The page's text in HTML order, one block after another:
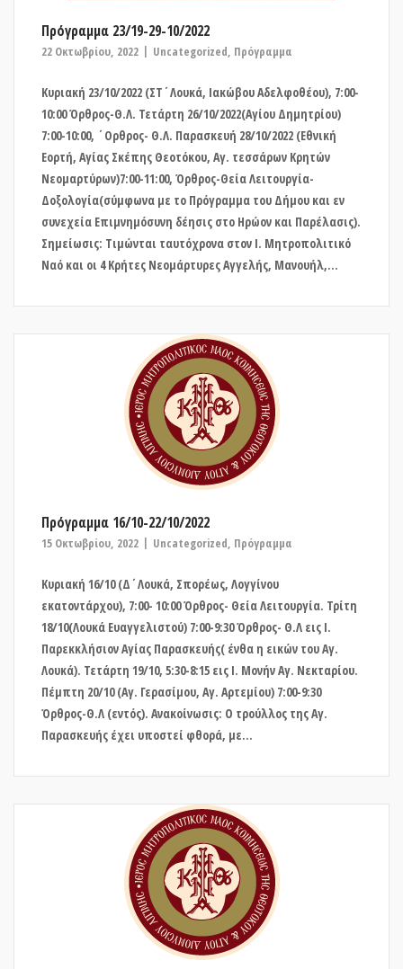
Πρόγραμμα 23/19-29-10/2022
22 Οκτωβρίου, 2022 Uncategorized, Πρόγραμμα
Κυριακή 23/10/2022 (ΣΤ΄Λουκά, Ιακώβου Αδελφοθέου), 7:00-
10:00 Όρθρος-Θ.Λ. Τετάρτη 26/10/2022(Αγίου Δημητρίου)
7:00-10:00, ΄Ορθρος- Θ.Λ. Παρασκευή 28/10/2022 (Εθνική
Εορτή, Αγίας Σκέπης Θεοτόκου, Αγ. τεσσάρων Κρητών
Νεομαρτύρων)7:00-11:00, Όρθρος-Θεία Λειτουργία-
Δοξολογία(σύμφωνα με το Πρόγραμμα του Δήμου και εν
συνεχεία Επιμνημόσυνη δέησις στο Ηρώον και Παρέλασις).
Σημείωσις: Τιμώνται ταυτόχρονα στον Ι. Μητροπολιτικό
Ναό και οι 4 Κρήτες Νεομάρτυρες Αγγελής, Μανουήλ,...
Πρόγραμμα 16/10-22/10/2022
15 Οκτωβρίου, 2022 Uncategorized, Πρόγραμμα
Κυριακή 16/10 (Δ΄Λουκά, Σπορέως, Λογγίνου
εκατοντάρχου), 7:00- 10:00 Όρθρος- Θεία Λειτουργία. Τρίτη
18/10(Λουκά Ευαγγελιστού) 7:00-9:30 Όρθρος- Θ.Λ εις Ι.
Παρεκκλήσιον Αγίας Παρασκευής( ένθα η εικών του Αγ.
Λουκά). Τετάρτη 19/10, 5:30-8:15 εις Ι. Μονήν Αγ. Νεκταρίου.
Πέμπτη 20/10 (Αγ. Γερασίμου, Αγ. Αρτεμίου) 7:00-9:30
Όρθρος-Θ.Λ (εντός). Ανακοίνωσις: Ο τρούλλος της Αγ.
Παρασκευής έχει υποστεί φθορά, με...